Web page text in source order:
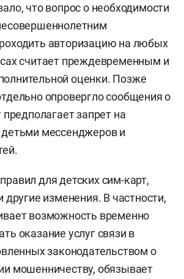
что вопрос о необходимости
авторизацию на любых
считает преждевременным и
оценки. Позже
опровергло сообщения о
запрет на
детьми мессенджеров и
для детских сим-карт,
другие изменения. В частности,
возможность временно
оказание услуг связи в
законодательством о
мошенничеству, обязывает